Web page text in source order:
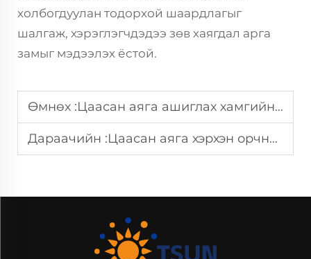
холбогдуулан тодорхой шаардлагыг
шалгаж, хэрэглэгчдэдээ зөв хаягдал арга
замыг мэдээлэх ёстой.
Өмнөх :Цаасан аяга ашиглах хамгийн сайн арга
Дараачийн :Цаасан аяга хэрхэн орчныг хамгаалахад тусалдаг вэ